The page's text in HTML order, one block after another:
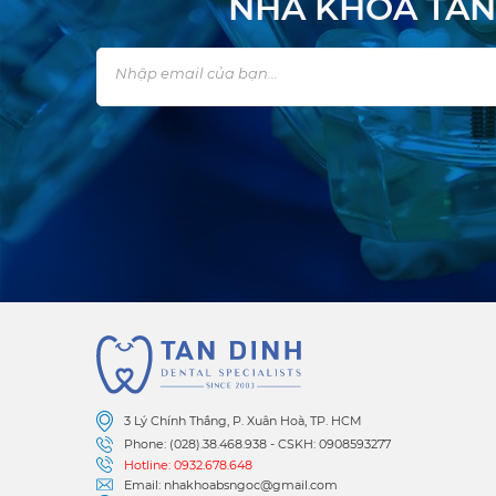
NHA KHOA
3 Lý Chính Thắng, P. Xuân Hoà, TP. HCM
Phone: (028).38.468.938 - CSKH: 0908593277
Hotline: 0932.678.648
Email: nhakhoabsngoc@gmail.com